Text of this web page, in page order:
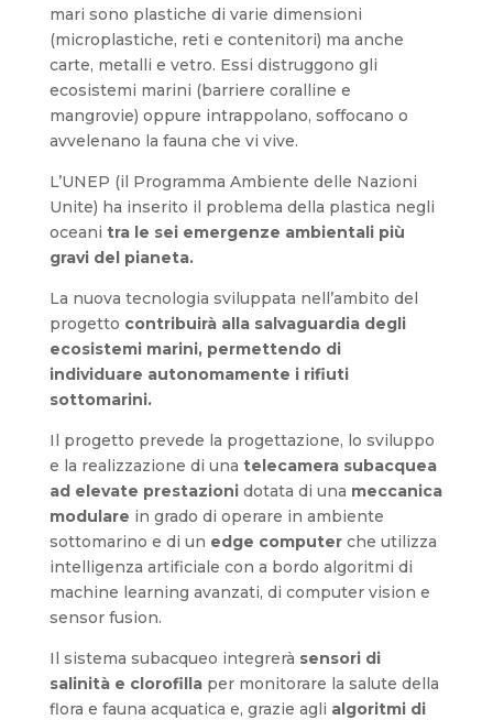
mari sono plastiche di varie dimensioni
(microplastiche, reti e contenitori) ma anche
carte, metalli e vetro. Essi distruggono gli
ecosistemi marini (barriere coralline e
mangrovie) oppure intrappolano, soffocano o
avvelenano la fauna che vi vive.
L’UNEP (il Programma Ambiente delle Nazioni
Unite) ha inserito il problema della plastica negli
oceani tra le sei emergenze ambientali più
gravi del pianeta.
La nuova tecnologia sviluppata nell’ambito del
progetto contribuirà alla salvaguardia degli
ecosistemi marini, permettendo di
individuare autonomamente i rifiuti
sottomarini.
Il progetto prevede la progettazione, lo sviluppo
e la realizzazione di una telecamera subacquea
ad elevate prestazionidotata di una meccanica
modulare in grado di operare in ambiente
sottomarino e di un edge computerche utilizza
intelligenza artificiale con a bordo algoritmi di
machine learning avanzati, di computer vision e
sensor fusion.
Il sistema subacqueo integrerà sensori di
salinità e clorofillaper monitorare la salute della
flora e fauna acquatica e, grazie agli algoritmi di